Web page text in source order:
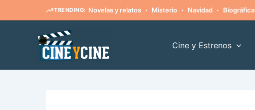
TRENDING: Novelas y relatos · Misterio · Navidad · Biográfica
Cine y Estrenos